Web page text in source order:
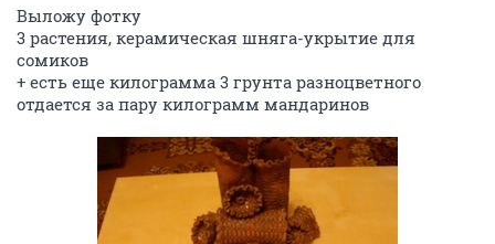
Выложу фотку
3 растения, керамическая шняга-укрытие для
сомиков
+ есть еще килограмма 3 грунта разноцветного
отдается за пару килограмм мандаринов